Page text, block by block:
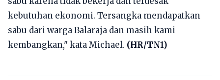
kebutuhan ekonomi. Tersangka mendapatkan
sabu dari warga Balaraja dan masih kami
kembangkan," kata Michael. (HR/TN1)